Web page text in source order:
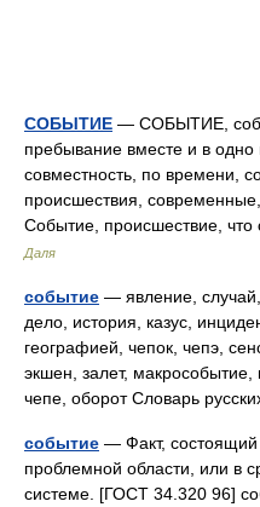
СОБЫТИЕ — СОБЫТИЕ,
пребывание вместе и в одно
совместность, по времени,
происшествия,
Событие, происшествие,
Даля
событие — явление,
дело, история, казус,
географией, чепок, чепэ,
экшен, залет, макрособытие,
чепе, оборот Словарь
событие — Факт, состоящий
проблемной области, или в
системе. [ГОСТ 34.320 96]